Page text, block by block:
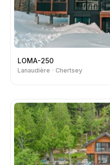
LOMA-250
Lanaudière Chertsey